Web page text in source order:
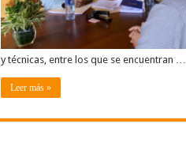
y técnicas, entre los que se encuentran …
Leer más »